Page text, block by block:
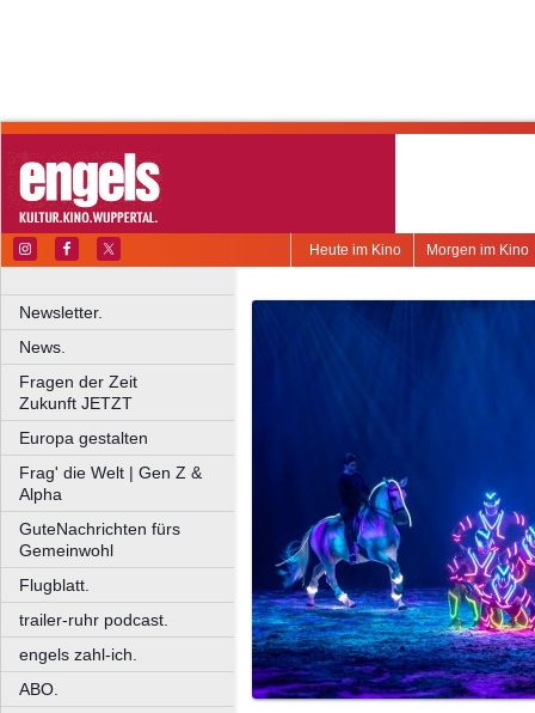
Morgen im Kino
Heute im Kino
Newsletter.
News.
Fragen der Zeit
Zukunft JETZT
Europa gestalten
Frag' die Welt | Gen Z &
Alpha
GuteNachrichten fürs
Gemeinwohl
Flugblatt.
trailer-ruhr podcast.
engels zahl-ich.
ABO.